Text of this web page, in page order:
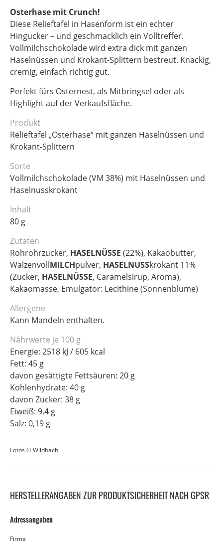
Osterhase mit Crunch!
Diese Relieftafel in Hasenform ist ein echter
Hingucker – und geschmacklich ein Volltreffer.
Vollmilchschokolade wird extra dick mit ganzen
Haselnüssen und Krokant-Splittern bestreut. Knackig,
cremig, einfach richtig gut.
Perfekt fürs Osternest, als Mitbringsel oder als
Highlight auf der Verkaufsfläche.
Produkt
Relieftafel „Osterhase“ mit ganzen Haselnüssen und
Krokant-Splittern
Sorte
Vollmilchschokolade (VM 38%) mit Haselnüssen und
Haselnusskrokant
Inhalt
80 g
Zutaten
Rohrohrzucker, HASELNÜSSE (22%), Kakaobutter,
WalzenvollMILCHpulver, HASELNUSSkrokant 11%
(Zucker, HASELNÜSSE, Caramelsirup, Aroma),
Kakaomasse, Emulgator: Lecithine (Sonnenblume)
Allergene
Kann Mandeln enthalten.
Nährwerte je 100 g
Energie: 2518 kJ / 605 kcal
Fett: 45 g
davon gesättigte Fettsäuren: 20 g
Kohlenhydrate: 40 g
davon Zucker: 38 g
Eiweiß: 9,4 g
Salz: 0,19 g
Fotos © Wildbach
HERSTELLERANGABEN ZUR PRODUKTSICHERHEIT NACH GPSR
Adressangaben
Firma